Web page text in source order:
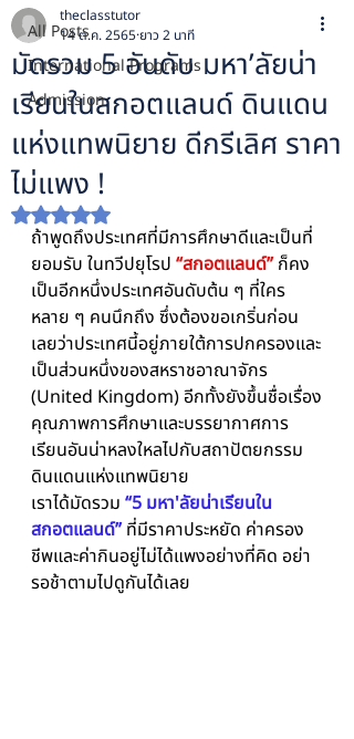
All Posts
International Programs
Admission
มัดรวม 5 อันดับ มหา’ลัยน่า
เรียนในสกอตแลนด์ ดินแดน
แห่งแทพนิยาย ดีกรีเลิศ ราคา
ไม่แพง !
theclasstutor
14 ต.ค. 2565 ยาว 2 นาที
ได้รับ NaN เต็ม 5 ดาว
ถ้าพูดถึงประเทศที่มีการศึกษาดีและเป็นที่
ยอมรับ ในทวีปยุโรป “สกอตแลนด์” ก็คง
เป็นอีกหนึ่งประเทศอันดับต้น ๆ ที่ใคร
หลาย ๆ คนนึกถึง ซึ่งต้องขอเกริ่นก่อน
เลยว่าประเทศนี้อยู่ภายใต้การปกครองและ
เป็นส่วนหนึ่งของสหราชอาณาจักร
(United Kingdom) อีกทั้งยังขึ้นชื่อเรื่อง
คุณภาพการศึกษาและบรรยากาศการ
เรียนอันน่าหลงใหลไปกับสถาปัตยกรรม
ดินแดนแห่งแทพนิยาย
เราได้มัดรวม “5 มหา'ลัยน่าเรียนใน
สกอตแลนด์” ที่มีราคาประหยัด ค่าครอง
ชีพและค่ากินอยู่ไม่ได้แพงอย่างที่คิด อย่า
รอช้าตามไปดูกันได้เลย